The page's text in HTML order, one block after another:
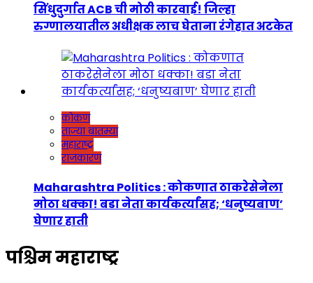
सिंधुदुर्गात ACB ची मोठी कारवाई! जिल्हा
रुग्णालयातील अधीक्षक लाच घेताना रंगेहात अटकेत
कोकण
ताज्या बातम्या
महाराष्ट्र
राजकारण
Maharashtra Politics : कोकणात ठाकरेसेनेला
मोठा धक्का! बडा नेता कार्यकर्त्यांसह; ‘धनुष्यबाण’
घेणार हाती
पश्चिम महाराष्ट्र